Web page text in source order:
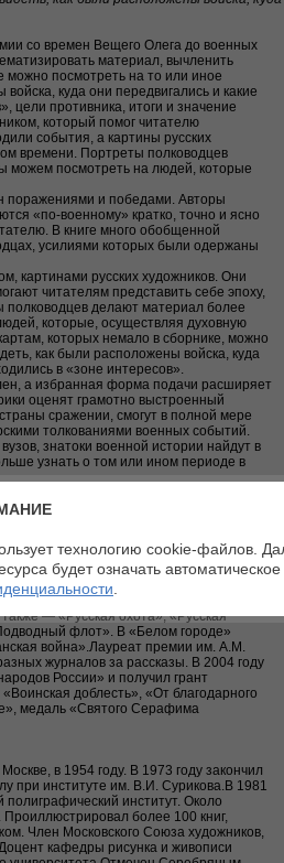
со времен Вещего Олега до военных
материал, вычленить
посмотреть на то или иное
куда они передвигались и какие
цели противника, итоги и значение
который помог читателю
события, а картины русских
времени. Портреты полководцев
можем посмотреть на людей, которые
поражениями и победами. Авторы
«по-военному» кратко, точно и ясно
В книге много обобщенной
усилиями которых были одержаны
картинами русских художников. Они
читателям представить себе эпоху,
полководцев делают материал более
которые, осуществляя духовную
которых немало в сборнике, можно
как были расположены войска, куда
в «зоне интересов».
а избранная форма подачи расширяет
оценят грамотно выстроенный
сражении, смогут в полной мере
толкованиями военных событий.
знатоки военной истории найдут в
узнать о том или ином периоде в
В подвигах великих людей мы
Дмитрий Донской, Александр Суворов
в 1980 году Литературный
«Если любишь…», «Берестяные
— «Русская охота», «Русская
флот». В «Белом городе»
война».Лауреат премии им. А.М.
журналов за рассказы. В 2004 году
России» и получил грант
доблесть», «От благодарного
медаль «Святого Серафима
в 1954 году. В 1973 году закончил
при институте им. В.И. Сурикова.В 1981
полиграфический институт. Около
более 100 книг,
Член Московского Союза художников,
кафедры рисунка и живописи
технологию cookie-файлов.
будет означать